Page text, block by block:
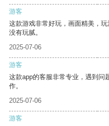
游客
这款游戏非常好玩，画面精美，
没有玩腻。
2025-07-06
游客
这款app的客服非常专业，遇到问
作。
2025-07-06
游客